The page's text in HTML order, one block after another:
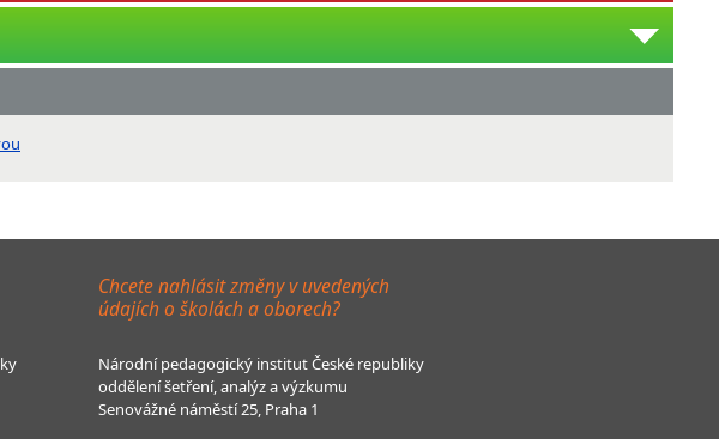
Chcete nahlásit změny v uvedených
údajích o školách a oborech?
Národní pedagogický institut České republiky
oddělení šetření, analýz a výzkumu
Senovážné náměstí 25, Praha 1